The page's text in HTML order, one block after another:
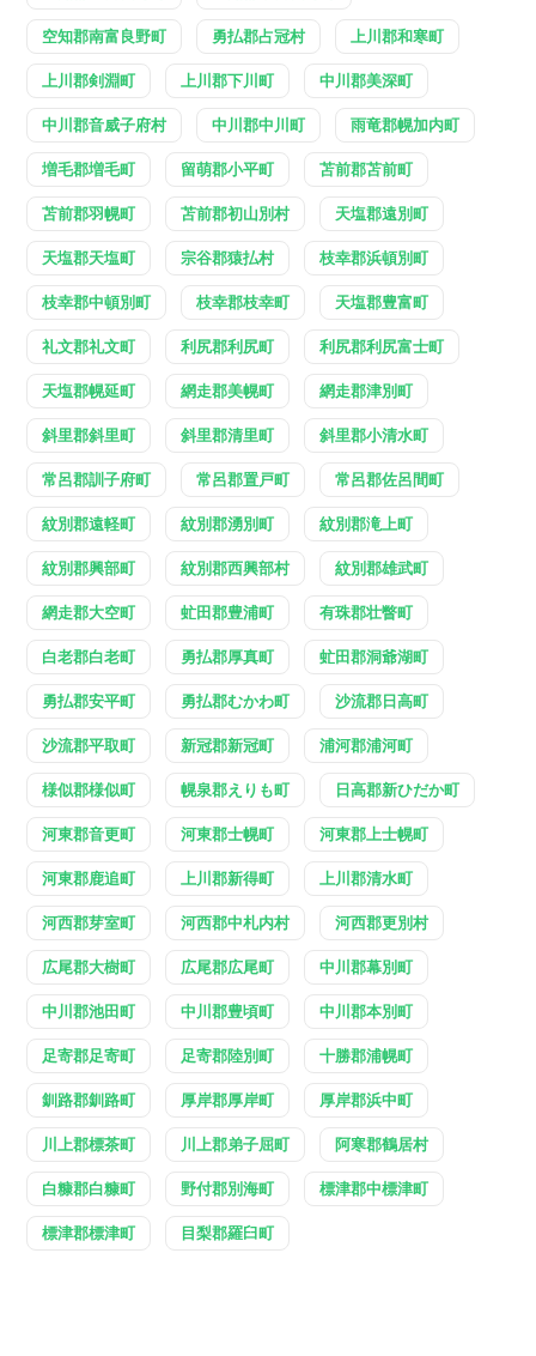
空知郡南富良野町 勇払郡占冠村 上川郡和寒町
上川郡剣淵町 上川郡下川町 中川郡美深町
中川郡音威子府村 中川郡中川町 雨竜郡幌加内町
増毛郡増毛町 留萌郡小平町 苫前郡苫前町
苫前郡羽幌町 苫前郡初山別村 天塩郡遠別町
天塩郡天塩町 宗谷郡猿払村 枝幸郡浜頓別町
枝幸郡中頓別町 枝幸郡枝幸町 天塩郡豊富町
礼文郡礼文町 利尻郡利尻町 利尻郡利尻富士町
天塩郡幌延町 網走郡美幌町 網走郡津別町
斜里郡斜里町 斜里郡清里町 斜里郡小清水町
常呂郡訓子府町 常呂郡置戸町 常呂郡佐呂間町
紋別郡遠軽町 紋別郡湧別町 紋別郡滝上町
紋別郡興部町 紋別郡西興部村 紋別郡雄武町
網走郡大空町 虻田郡豊浦町 有珠郡壮瞥町
白老郡白老町 勇払郡厚真町 虻田郡洞爺湖町
勇払郡安平町 勇払郡むかわ町 沙流郡日高町
沙流郡平取町 新冠郡新冠町 浦河郡浦河町
様似郡様似町 幌泉郡えりも町 日高郡新ひだか町
河東郡音更町 河東郡士幌町 河東郡上士幌町
河東郡鹿追町 上川郡新得町 上川郡清水町
河西郡芽室町 河西郡中札内村 河西郡更別村
広尾郡大樹町 広尾郡広尾町 中川郡幕別町
中川郡池田町 中川郡豊頃町 中川郡本別町
足寄郡足寄町 足寄郡陸別町 十勝郡浦幌町
釧路郡釧路町 厚岸郡厚岸町 厚岸郡浜中町
川上郡標茶町 川上郡弟子屈町 阿寒郡鶴居村
白糠郡白糠町 野付郡別海町 標津郡中標津町
標津郡標津町 目梨郡羅臼町